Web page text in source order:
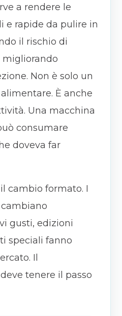
a rendere le
e rapide da pulire in
il rischio di
Non è solo un
È anche
Una macchina
consumare
doveva far
cambio formato. I
gusti, edizioni
speciali fanno
Il
tenere il passo